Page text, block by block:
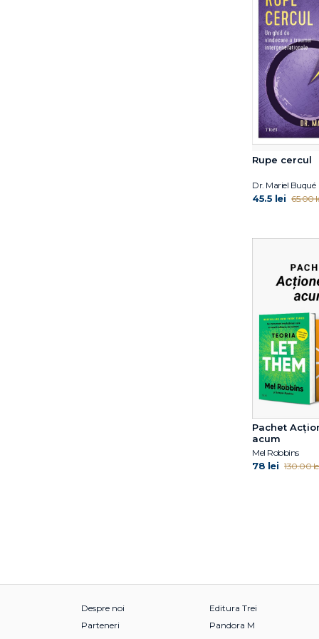
Esther Wojcicki
Ethan Kross
Rupe cercul
Dr. Mariel Buqué
45.5 lei 65.00
Pachet
acum
Mel Robbins
78 lei 130.00
Despre noi
Parteneri
Editura Trei
Pandora M